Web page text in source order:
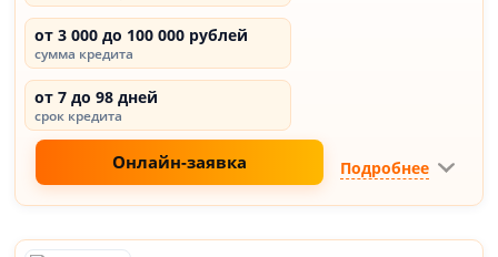
от 3 000 до 100 000 рублей
сумма кредита
от 7 до 98 дней
срок кредита
Онлайн-заявка Подробнее